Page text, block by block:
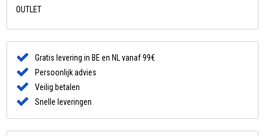
OUTLET
Gratis levering in BE en NL vanaf 99€
Persoonlijk advies
Veilig betalen
Snelle leveringen